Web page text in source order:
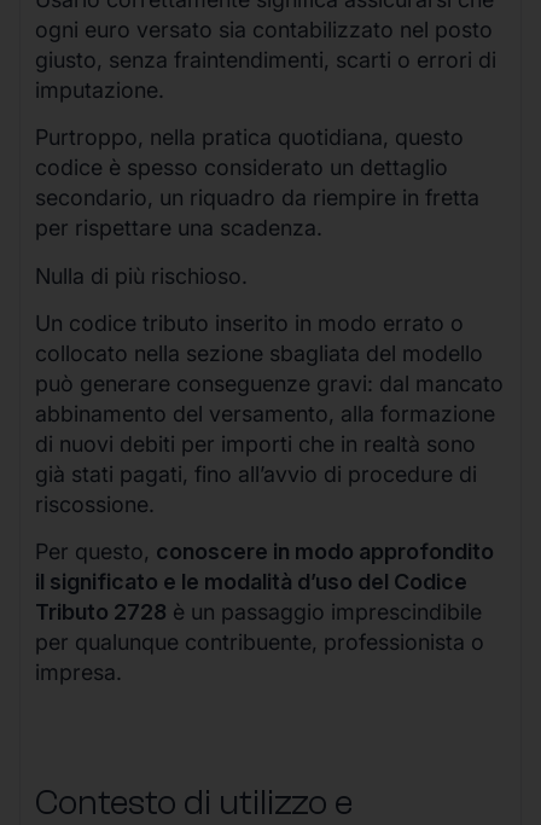
ogni euro versato sia contabilizzato nel posto
giusto, senza fraintendimenti, scarti o errori di
imputazione.
Purtroppo, nella pratica quotidiana, questo
codice è spesso considerato un dettaglio
secondario, un riquadro da riempire in fretta
per rispettare una scadenza.
Nulla di più rischioso.
Un codice tributo inserito in modo errato o
collocato nella sezione sbagliata del modello
può generare conseguenze gravi: dal mancato
abbinamento del versamento, alla formazione
di nuovi debiti per importi che in realtà sono
già stati pagati, fino all’avvio di procedure di
riscossione.
Per questo, conoscere in modo approfondito
il significato e le modalità d’uso del Codice
Tributo 2728 è un passaggio imprescindibile
per qualunque contribuente, professionista o
impresa.
Contesto di utilizzo e